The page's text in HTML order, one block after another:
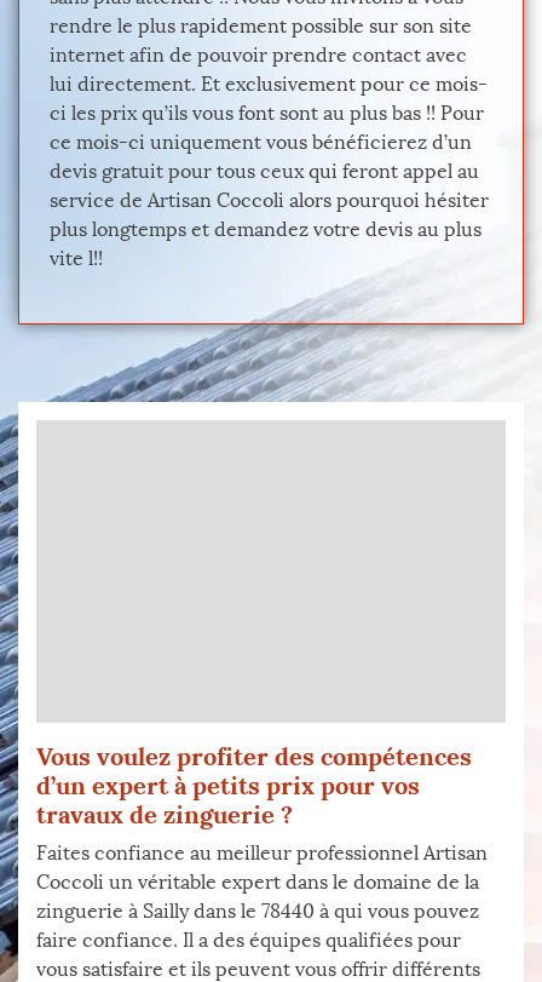
rendre le plus rapidement possible sur son site
internet afin de pouvoir prendre contact avec
lui directement. Et exclusivement pour ce mois-
ci les prix qu’ils vous font sont au plus bas !! Pour
ce mois-ci uniquement vous bénéficierez d’un
devis gratuit pour tous ceux qui feront appel au
service de Artisan Coccoli alors pourquoi hésiter
plus longtemps et demandez votre devis au plus
vite l!!
Vous voulez profiter des compétences
d’un expert à petits prix pour vos
travaux de zinguerie ?
Faites confiance au meilleur professionnel Artisan
Coccoli un véritable expert dans le domaine de la
zinguerie à Sailly dans le 78440 à qui vous pouvez
faire confiance. Il a des équipes qualifiées pour
vous satisfaire et ils peuvent vous offrir différents